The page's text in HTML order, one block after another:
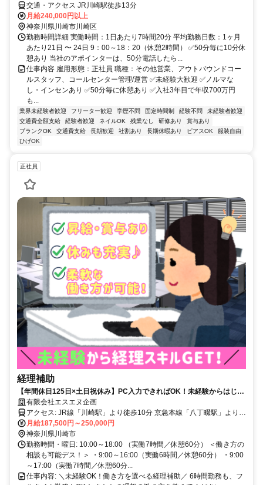
交通・アクセス JR川崎駅徒歩13分
月給240,000円以上
神奈川県川崎市川崎区
勤務時間詳細 実働時間：1日あたり7時間20分 平均勤務日数：1ヶ月
あたり21日 〜 24日 9：00～18：20（休憩2時間） ✅50分毎に10分休
憩あり 当社のアポインターは、50分電話したら...
仕事内容 雇用形態：正社員 職種：その他営業、アウトバウンドコー
ルスタッフ、コールセンター管理/運営 ✅未経験大歓迎 ✅ノルマな
し・インセンあり ✅50分毎に休憩あり ✅入社3年目で年収700万円
も...
業界未経験者歓迎 フリーター歓迎 学歴不問 固定時間制 経験不問
未経験者歓迎
交通費全額支給
経験者歓迎 ネイルOK 残業なし 研修あり
賞与あり
ブランクOK
交通費支給 長期歓迎 社割あり 長期休暇あり ピアスOK
服装自由
ひげOK
正社員
経理補助
【年間休日125日×土日祝休み】PC入力できればOK！未経験からはじめ
る経理サポート
有限会社エスエヌ企画
アクセス: JR線「川崎駅」より徒歩10分 京急本線「八丁畷駅」より徒
歩8分
月給187,500円～250,000円
神奈川県川崎市
勤務時間・曜日: 10:00～18:00 （実働7時間／休憩60分） ＜働き方の
相談も可能デス！＞ ・9:00～16:00（実働6時間／休憩60分） ・9:00
～17:00（実働7時間／休憩60分...
仕事内容: ＼未経験OK！働き方を選べる経理補助／ 6時間勤務も、フ